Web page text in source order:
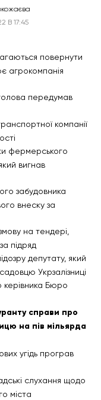
В 17:45
повернути
агрокомпанія
голова передумав
компанії
фермерського
вигнав
забудовника
внеску за
на тендері,
підряд
депутату, який
Укрзалізниці
Бюро
справи про
на пів мільярда
угідь програв
слухання щодо
міста